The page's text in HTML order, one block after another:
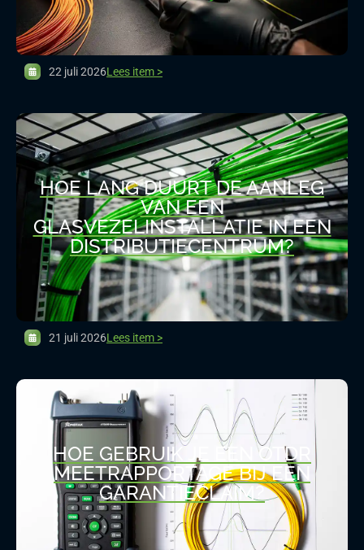
22 juli 2026Lees item >
HOE LANG DUURT DE AANLEG
VAN EEN
GLASVEZELINSTALLATIE IN EEN
DISTRIBUTIECENTRUM?
21 juli 2026Lees item >
HOE GEBRUIK JE EEN OTDR
MEETRAPPORTAGE BIJ EEN
GARANTIECLAIM?